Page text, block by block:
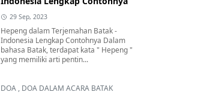
29 Sep, 2023
Hepeng dalam Terjemahan Batak -
Indonesia Lengkap Contohnya Dalam
bahasa Batak, terdapat kata " Hepeng "
yang memiliki arti pentin...
DOA , DOA DALAM ACARA BATAK